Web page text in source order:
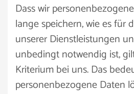
Dass wir
lange speichern, wie es für
unserer Dienstleistungen
unbedingt notwendig ist,
Kriterium bei uns. Das
personenbezogene Daten